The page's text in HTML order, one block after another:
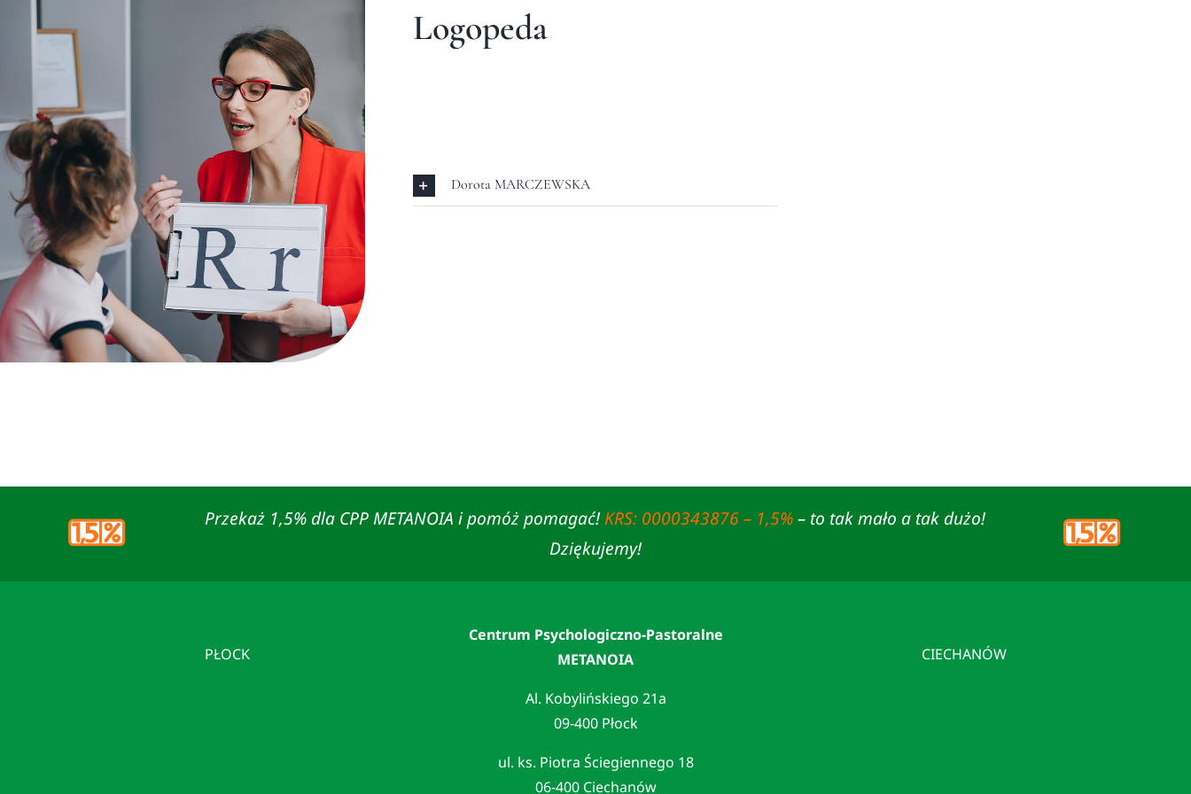
Logopeda
Dorota MARCZEWSKA
Przekaż 1,5% dla CPP METANOIA i pomóż pomagać!KRS: 0000343876 – 1,5%– to tak mało a tak dużo!
Dziękujemy!
PŁOCK
Centrum Psychologiczno-Pastoralne
METANOIA
Al. Kobylińskiego 21a
09-400 Płock
ul. ks. Piotra Ściegiennego 18
06-400 Ciechanów
CIECHANÓW